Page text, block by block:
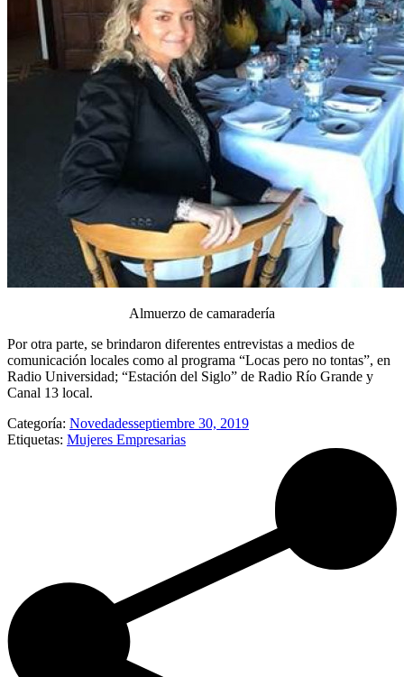
Almuerzo de camaradería
Por otra parte, se brindaron diferentes entrevistas a medios de
comunicación locales como al programa “Locas pero no tontas”, en
Radio Universidad; “Estación del Siglo” de Radio Río Grande y
Canal 13 local.
Categoría: Novedadesseptiembre 30, 2019
Etiquetas: Mujeres Empresarias